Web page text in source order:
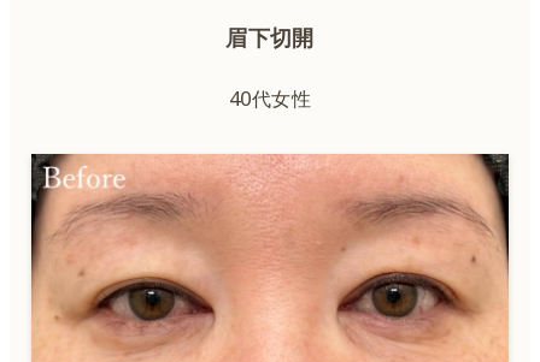
眉下切開
40代女性